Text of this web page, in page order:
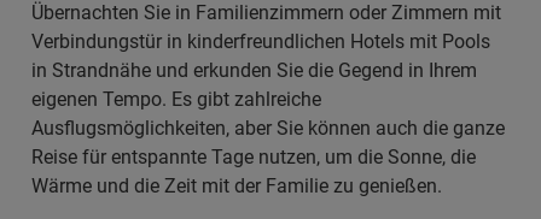
Übernachten Sie in Familienzimmern oder Zimmern mit
Verbindungstür in kinderfreundlichen Hotels mit Pools
in Strandnähe und erkunden Sie die Gegend in Ihrem
eigenen Tempo. Es gibt zahlreiche
Ausflugsmöglichkeiten, aber Sie können auch die ganze
Reise für entspannte Tage nutzen, um die Sonne, die
Wärme und die Zeit mit der Familie zu genießen.